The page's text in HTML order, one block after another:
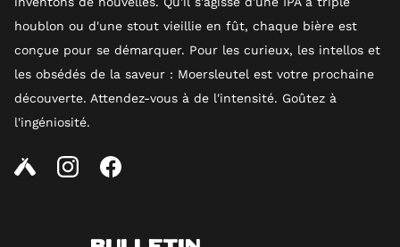
houblon ou d'une stout vieillie en fût, chaque bière est
conçue pour se démarquer. Pour les curieux, les intellos et
les obsédés de la saveur : Moersleutel est votre prochaine
découverte. Attendez-vous à de l'intensité. Goûtez à
l'ingéniosité.